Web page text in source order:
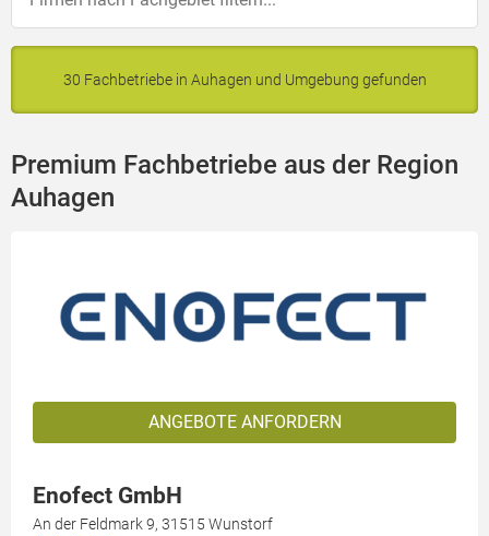
30 Fachbetriebe in Auhagen und Umgebung gefunden
Premium Fachbetriebe aus der Region
Auhagen
ANGEBOTE ANFORDERN
Enofect GmbH
An der Feldmark 9, 31515 Wunstorf